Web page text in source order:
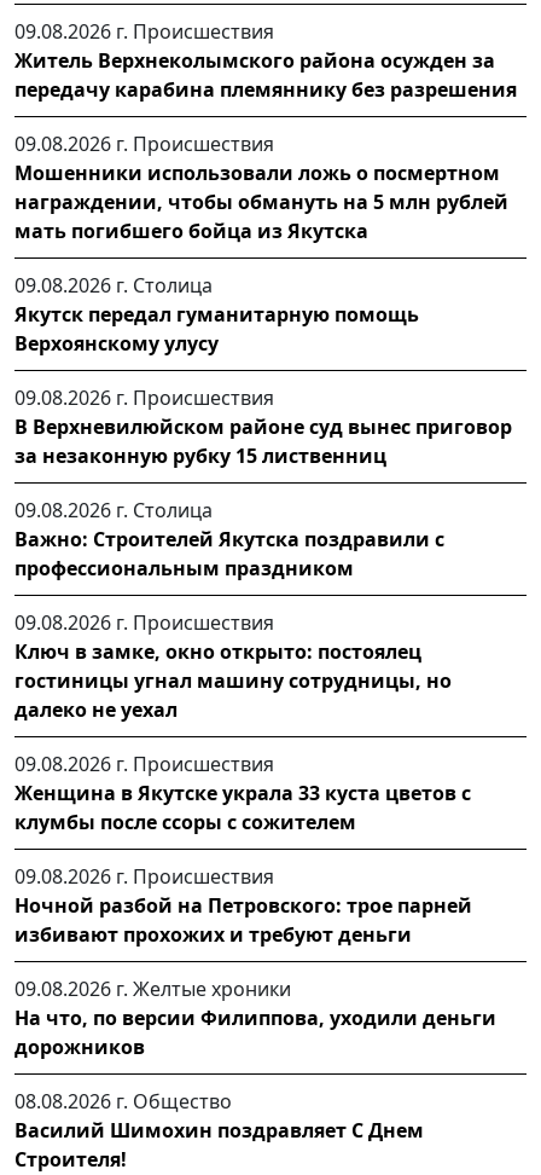
09.08.2026 г. Происшествия
Житель Верхнеколымского района осужден за
передачу карабина племяннику без разрешения
09.08.2026 г. Происшествия
Мошенники использовали ложь о посмертном
награждении, чтобы обмануть на 5 млн рублей
мать погибшего бойца из Якутска
09.08.2026 г. Столица
Якутск передал гуманитарную помощь
Верхоянскому улусу
09.08.2026 г. Происшествия
В Верхневилюйском районе суд вынес приговор
за незаконную рубку 15 лиственниц
09.08.2026 г. Столица
Важно: Строителей Якутска поздравили с
профессиональным праздником
09.08.2026 г. Происшествия
Ключ в замке, окно открыто: постоялец
гостиницы угнал машину сотрудницы, но
далеко не уехал
09.08.2026 г. Происшествия
Женщина в Якутске украла 33 куста цветов с
клумбы после ссоры с сожителем
09.08.2026 г. Происшествия
Ночной разбой на Петровского: трое парней
избивают прохожих и требуют деньги
09.08.2026 г. Желтые хроники
На что, по версии Филиппова, уходили деньги
дорожников
08.08.2026 г. Общество
Василий Шимохин поздравляет С Днем
Строителя!